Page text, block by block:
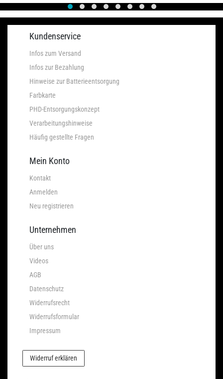
Kundenservice
Infos zum Versand
Infos zur Bezahlung
Hinweise zur Batterieentsorgung
Farbkarte
PHD-Entsorgungskonzept
Verarbeitungshinweise
Häufig gestellte Fragen
Mein Konto
Kontakt
Anmelden
Neu registrieren
Unternehmen
Über uns
Videos
AGB
Datenschutz
Widerrufsrecht
Widerrufsformular
Impressum
Widerruf erklären